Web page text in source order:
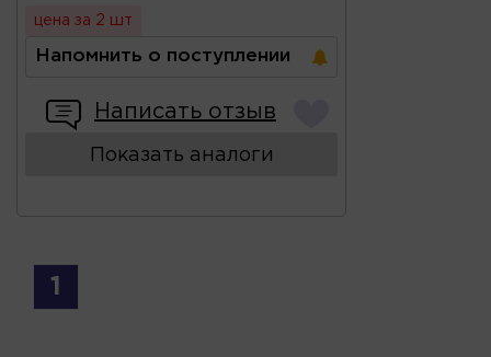
цена за 2 шт
Напомнить о поступлении
Написать отзыв
Показать аналоги
1